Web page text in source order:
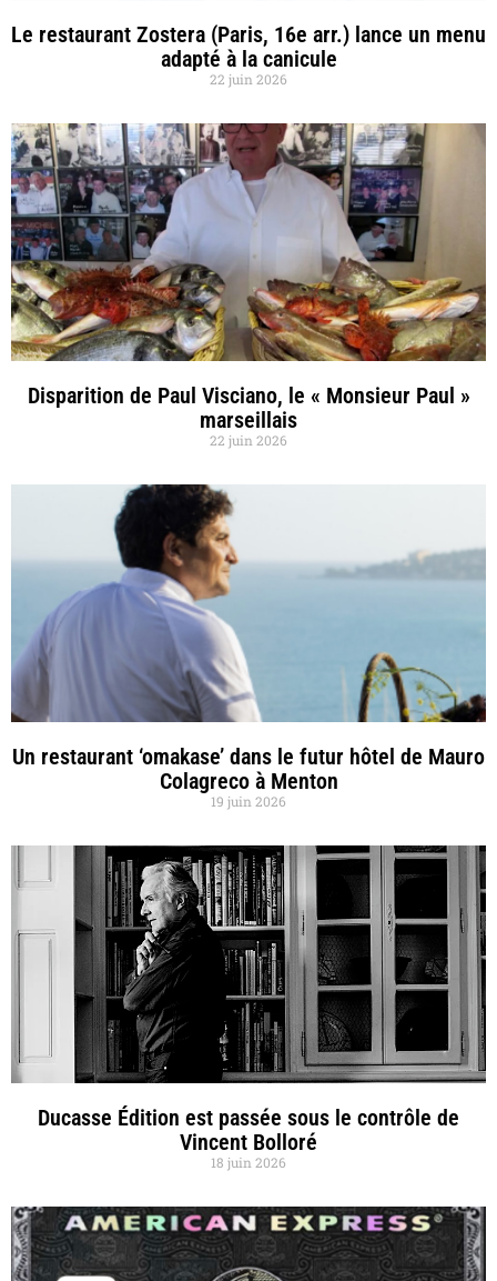
Le restaurant Zostera (Paris, 16e arr.) lance un menu
adapté à la canicule
22 juin 2026
Disparition de Paul Visciano, le « Monsieur Paul »
marseillais
22 juin 2026
Un restaurant ‘omakase’ dans le futur hôtel de Mauro
Colagreco à Menton
19 juin 2026
Ducasse Édition est passée sous le contrôle de
Vincent Bolloré
18 juin 2026